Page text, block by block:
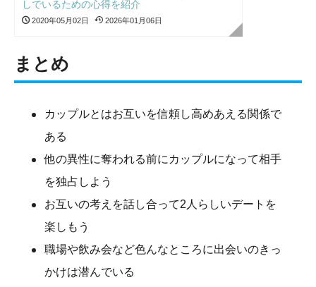
しでいるための心得を紹介
2020年05月02日 2026年01月06日
まとめ
カップルとはお互いを信頼し高めあえる関係で
ある
他の異性に奪われる前にカップルになって相手
を独占しよう
お互いの考えを話し合って2人らしいデートを
楽しもう
職場や飲み会など色んなところに出会いのきっ
かけは潜んでいる